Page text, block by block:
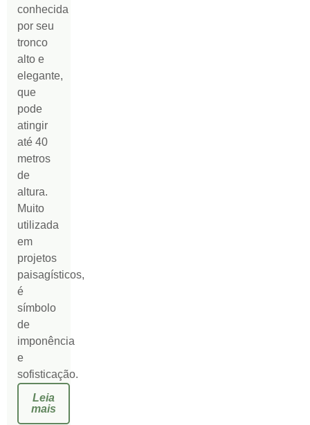
conhecida
por seu
tronco
alto e
elegante,
que
pode
atingir
até 40
metros
de
altura.
Muito
utilizada
em
projetos
paisagísticos,
é
símbolo
de
imponência
e
sofisticação.
Leia
mais